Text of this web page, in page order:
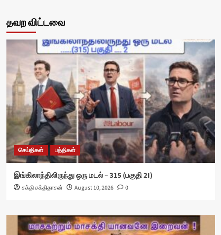
தவற விட்டவை
செய்திகள் பத்திகள்
இங்கிலாந்திலிருந்து ஒரு மடல் – 315 (பகுதி 2I)
சக்தி சக்திதாசன் August 10, 2026 0